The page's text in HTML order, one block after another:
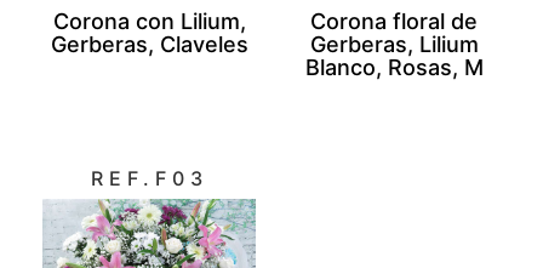
Corona con Lilium,
Gerberas, Claveles
Corona floral de
Gerberas, Lilium
Blanco, Rosas, M
REF.F03